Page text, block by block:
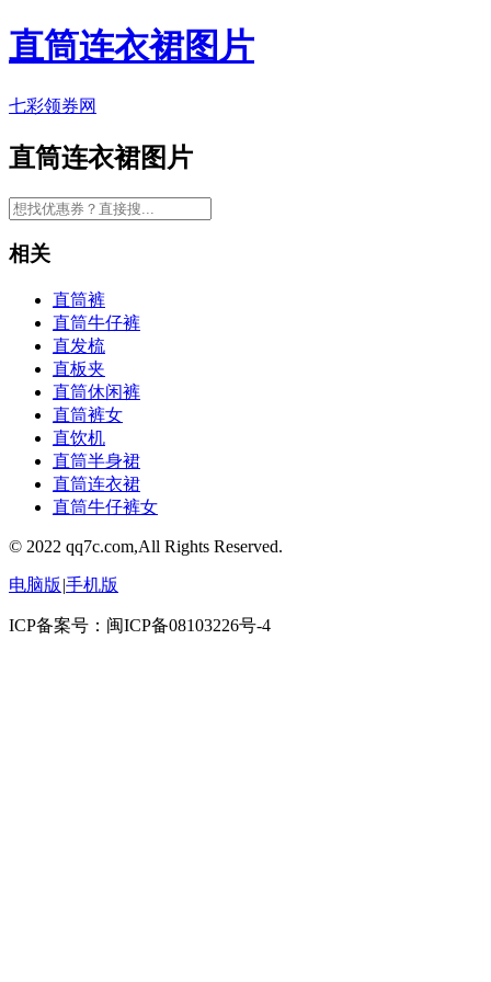
直筒连衣裙图片
七彩领券网
直筒连衣裙图片
相关
直筒裤
直筒牛仔裤
直发梳
直板夹
直筒休闲裤
直筒裤女
直饮机
直筒半身裙
直筒连衣裙
直筒牛仔裤女
© 2022 qq7c.com,All Rights Reserved.
电脑版 |手机版
ICP备案号：闽ICP备08103226号-4